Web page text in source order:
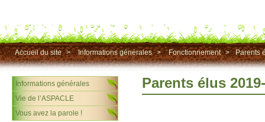
Accueil du site > Informations générales > Fonctionnement > Parents
Parents élus
Informations générales
Vie de l’ASPACLE
Vous avez la parole !